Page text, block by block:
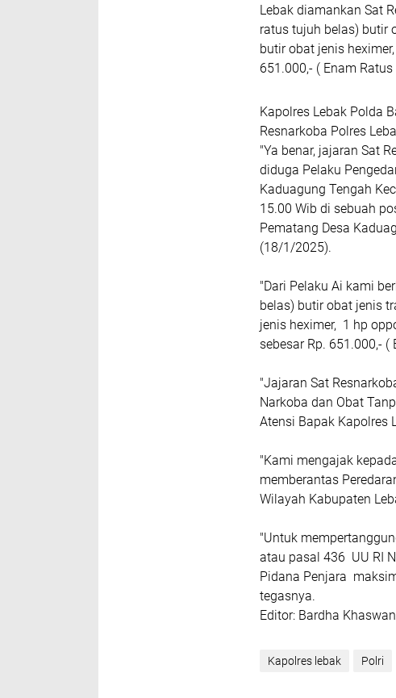
Lebak diamankan Sat
ratus tujuh belas) butir
butir obat jenis
651.000,- ( Enam
Kapolres Lebak Polda
Resnarkoba Polres
"Ya benar, jajaran Sat
diduga Pelaku
Kaduagung Tengah
15.00 Wib di sebuah
Pematang Desa
(18/1/2025).
"Dari Pelaku Ai kami
belas) butir obat jenis
jenis heximer, 1 hp
sebesar Rp. 651.000,-
"Jajaran Sat
Narkoba dan Obat
Atensi Bapak Kapolres
"Kami mengajak
memberantas
Wilayah Kabupaten
"Untuk
atau pasal 436 UU RI
Pidana Penjara
tegasnya.
Editor: Bardha
Kapolres lebak Polri